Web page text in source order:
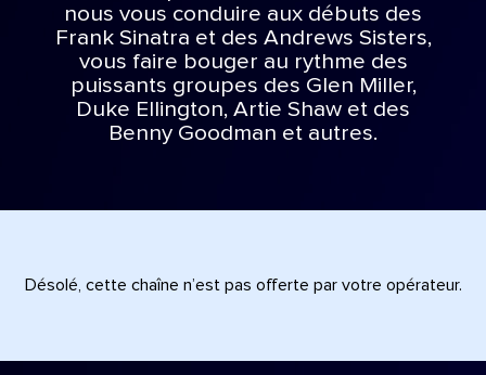
nous vous conduire aux débuts des
Frank Sinatra et des Andrews Sisters,
vous faire bouger au rythme des
puissants groupes des Glen Miller,
Duke Ellington, Artie Shaw et des
Benny Goodman et autres.
Désolé, cette chaîne n’est pas offerte par votre opérateur.